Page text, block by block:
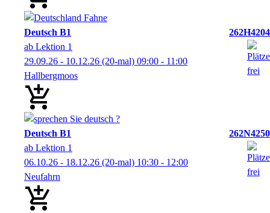
Deutsch B1
262H4204
ab Lektion 1
29.09.26 - 10.12.26 (20-mal) 09:00 - 11:00
Hallbergmoos
Deutsch B1
262N4250
ab Lektion 1
06.10.26 - 18.12.26 (20-mal) 10:30 - 12:00
Neufahrn